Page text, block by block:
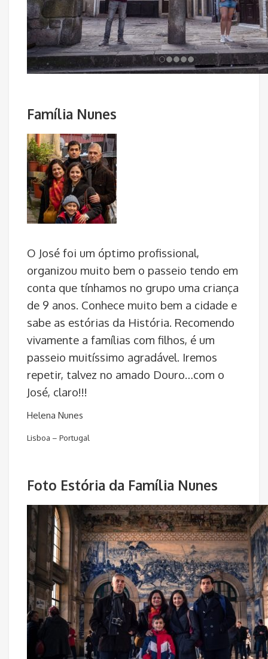
Família Nunes
O José foi um óptimo profissional,
organizou muito bem o passeio tendo em
conta que tínhamos no grupo uma criança
de 9 anos. Conhece muito bem a cidade e
sabe as estórias da História. Recomendo
vivamente a famílias com filhos, é um
passeio muitíssimo agradável. Iremos
repetir, talvez no amado Douro…com o
José, claro!!!
Helena Nunes
Lisboa – Portugal
Foto Estória da Família Nunes